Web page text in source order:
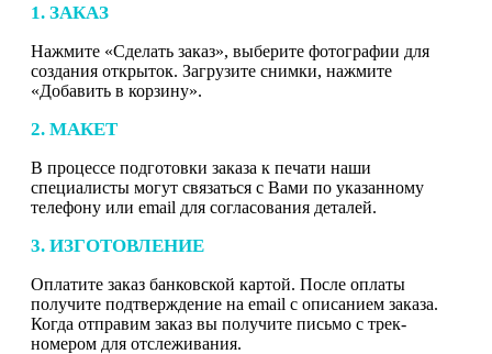
1. ЗАКАЗ
Нажмите «Сделать заказ», выберите фотографии для
создания открыток. Загрузите снимки, нажмите
«Добавить в корзину».
2. МАКЕТ
В процессе подготовки заказа к печати наши
специалисты могут связаться с Вами по указанному
телефону или email для согласования деталей.
3. ИЗГОТОВЛЕНИЕ
Оплатите заказ банковской картой. После оплаты
получите подтверждение на email с описанием заказа.
Когда отправим заказ вы получите письмо с трек-
номером для отслеживания.